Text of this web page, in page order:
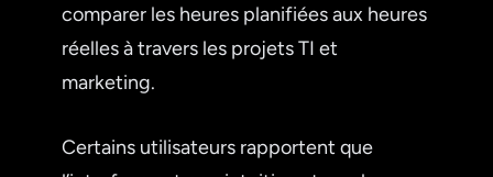
comparer les heures planifiées aux heures
réelles à travers les projets TI et
marketing.
Certains utilisateurs rapportent que